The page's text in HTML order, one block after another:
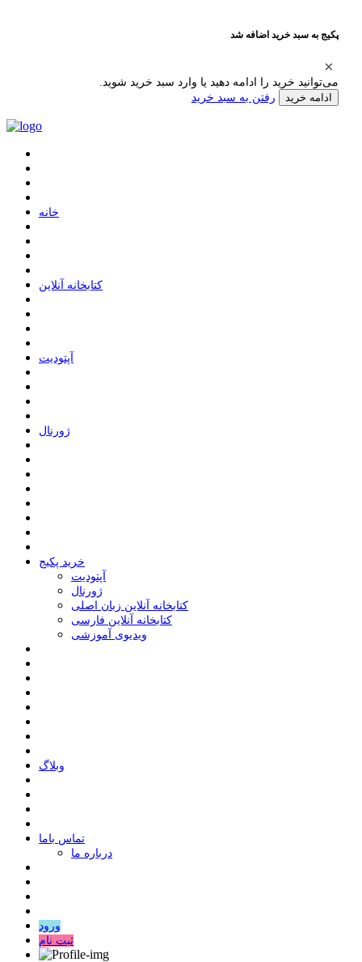
پکیج به سبد خرید اضافه شد
می‌توانید خرید را ادامه دهید یا وارد سبد خرید شوید.
ادامه خرید رفتن به سبد خرید
ﺧﺎﻧﻪ
ﮐﺘﺎﺑﺨﺎﻧﻪ ﺁﻧﻼﯾﻦ
ﺁﭘﺘﻮﺩﯾﺖ
ﮊﻭﺭﻧﺎﻝ
خرید پکیج
ﺁﭘﺘﻮﺩﯾﺖ
ﮊﻭﺭﻧﺎﻝ
کتابخانه آنلاین زبان اصلی
کتابخانه آنلاین فارسی
ویدیوی آموزشی
وبلاگ
ﺗﻤﺎﺱ ﺑﺎﻣﺎ
درباره ما
ورود
ثبت نام